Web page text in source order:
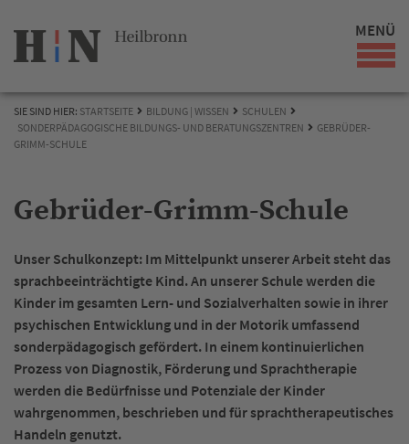
MENÜ
SIE SIND HIER: STARTSEITE BILDUNG | WISSEN
SCHULEN
SONDERPÄDAGOGISCHE BILDUNGS- UND BERATUNGSZENTREN
GEBRÜDER-
GRIMM-SCHULE
Gebrüder-Grimm-Schule
Unser Schulkonzept: Im Mittelpunkt unserer Arbeit steht das
sprachbeeinträchtigte Kind. An unserer Schule werden die
Kinder im gesamten Lern- und Sozialverhalten sowie in ihrer
psychischen Entwicklung und in der Motorik umfassend
sonderpädagogisch gefördert. In einem kontinuierlichen
Prozess von Diagnostik, Förderung und Sprachtherapie
werden die Bedürfnisse und Potenziale der Kinder
wahrgenommen, beschrieben und für sprachtherapeutisches
Handeln genutzt.